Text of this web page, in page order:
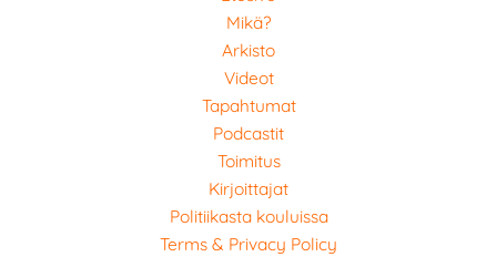
Mikä?
Arkisto
Videot
Tapahtumat
Podcastit
Toimitus
Kirjoittajat
Politiikasta kouluissa
Terms & Privacy Policy